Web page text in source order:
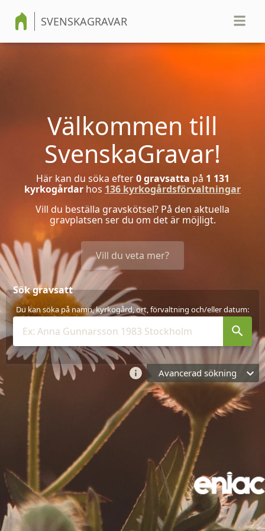
SVENSKAGRAVAR
Välkommen till
SvenskaGravar!
Här kan du söka efter 0gravsatta på 1 131
kyrkogårdar hos 136 kyrkogårdsförvaltningar
Vill du beställa gravskötsel? På den aktuella
gravplatsen ser du om det är möjligt.
Vill du veta mer?
Sök gravsatt
Du kan söka på namn, kyrkogård, ort, förvaltning och/eller datum:
Avancerad sökning